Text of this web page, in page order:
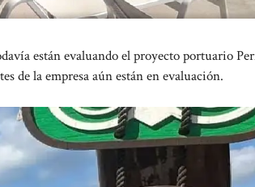
están evaluando el proyecto portuario
de la empresa aún están en evaluación.